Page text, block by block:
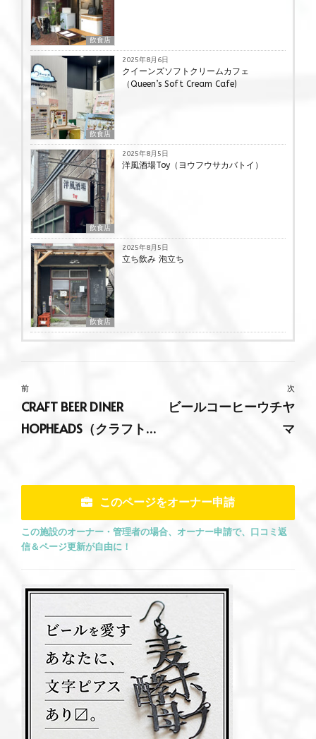
飲食店
飲食店
2025年8月6日
クイーンズソフトクリームカフェ
（Queen’s Soft Cream Cafe)
飲食店
2025年8月5日
洋風酒場Toy（ヨウフウサカバトイ）
飲食店
2025年8月5日
立ち飲み 泡立ち
前
CRAFT BEER DINER
HOPHEADS（クラフト
次
ビールコーヒーウチヤ
マ
このページをオーナー申請
この施設のオーナー・管理者の場合、オーナー申請で、口コミ返
信＆ページ更新が自由に！